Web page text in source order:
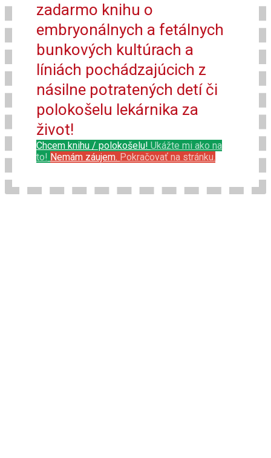
zadarmo knihu o
embryonálnych a fetálnych
bunkových kultúrach a
líniách pochádzajúcich z
násilne potratených detí či
polokošelu lekárnika za
život!
Chcem knihu / polokošelu! Ukážte mi ako na
to! Nemám záujem. Pokračovať na stránku.